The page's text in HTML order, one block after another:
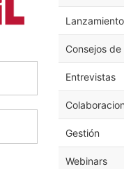
Consejos de
Entrevistas
Gestión
Webinars